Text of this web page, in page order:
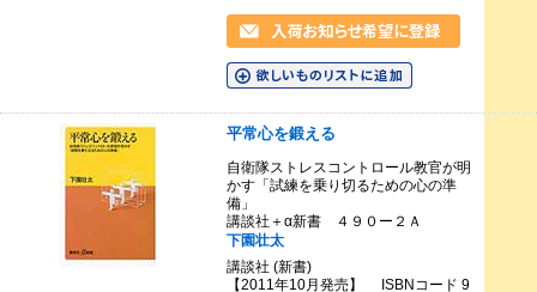
平常心を鍛える
自衛隊ストレスコントロール教官が明
かす「試練を乗り切るための心の準
備」
講談社＋α新書 ４９０ー２Ａ
下園壮太
講談社 (新書)
【2011年10月発売】 ISBNコード 9